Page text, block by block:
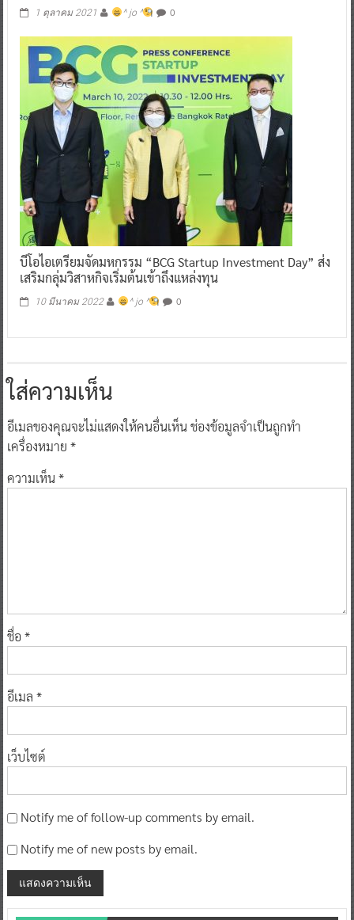
1 ตุลาคม 2021 ^ jo ^ 0
บีโอไอเตรียมจัดมหกรรม “BCG Startup Investment Day” ส่ง
เสริมกลุ่มวิสาหกิจเริ่มต้นเข้าถึงแหล่งทุน
10 มีนาคม 2022 ^ jo ^ 0
ใส่ความเห็น
อีเมลของคุณจะไม่แสดงให้คนอื่นเห็นช่องข้อมูลจำเป็นถูกทำ
เครื่องหมาย *
ความเห็น*
ชื่อ *
อีเมล *
เว็บไซต์
Notify me of follow-up comments by email.
Notify me of new posts by email.